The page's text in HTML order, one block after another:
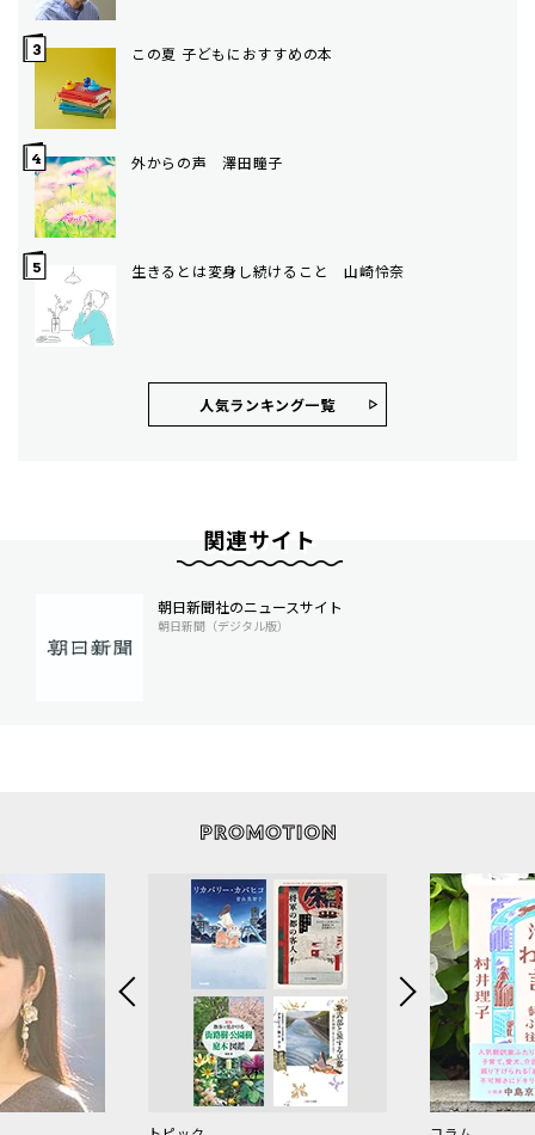
この夏 子どもにおすすめの本
外からの声 澤田瞳子
生きるとは変身し続けること 山崎怜奈
人気ランキング⼀覧
関連サイト
朝日新聞社のニュースサイト
朝日新聞（デジタル版）